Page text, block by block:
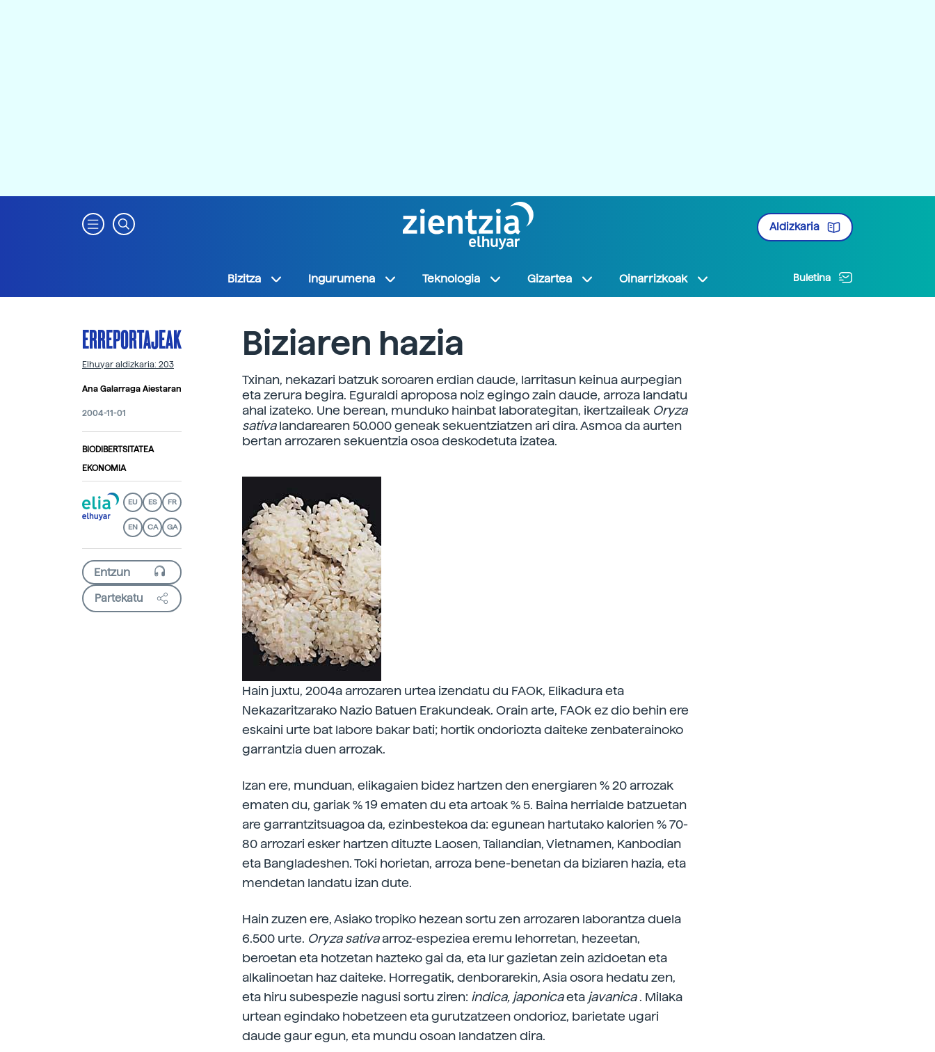
Aldizkaria
Bizitza Ingurumena Teknologia Gizartea Oinarrizkoak Buletina
ERREPORTAJEAK
Elhuyar aldizkaria: 203
Ana Galarraga Aiestaran
2004-11-01
BIODIBERTSITATEA
EKONOMIA
EU ES FR
EN CA GA
Partekatu
Biziaren hazia
Txinan, nekazari batzuk soroaren erdian daude, larritasun keinua aurpegian
eta zerura begira. Eguraldi aproposa noiz egingo zain daude, arroza landatu
ahal izateko. Une berean, munduko hainbat laborategitan, ikertzaileak Oryza
sativalandarearen 50.000 geneak sekuentziatzen ari dira. Asmoa da aurten
bertan arrozaren sekuentzia osoa deskodetuta izatea.
Hain juxtu, 2004a arrozaren urtea izendatu du FAOk, Elikadura eta
Nekazaritzarako Nazio Batuen Erakundeak. Orain arte, FAOk ez dio behin ere
eskaini urte bat labore bakar bati; hortik ondoriozta daiteke zenbaterainoko
garrantzia duen arrozak.
Izan ere, munduan, elikagaien bidez hartzen den energiaren % 20 arrozak
ematen du, gariak % 19 ematen du eta artoak % 5. Baina herrialde batzuetan
are garrantzitsuagoa da, ezinbestekoa da: egunean hartutako kalorien % 70-
80 arrozari esker hartzen dituzte Laosen, Tailandian, Vietnamen, Kanbodian
eta Bangladeshen. Toki horietan, arroza bene-benetan da biziaren hazia, eta
mendetan landatu izan dute.
Hain zuzen ere, Asiako tropiko hezean sortu zen arrozaren laborantza duela
6.500 urte. Oryza sativaarroz-espeziea eremu lehorretan, hezeetan,
beroetan eta hotzetan hazteko gai da, eta lur gazietan zein azidoetan eta
alkalinoetan haz daiteke. Horregatik, denborarekin, Asia osora hedatu zen,
eta hiru subespezie nagusi sortu ziren: indica, japonicaeta javanica. Milaka
urtean egindako hobetzeen eta gurutzatzeen ondorioz, barietate ugari
daude gaur egun, eta mundu osoan landatzen dira.